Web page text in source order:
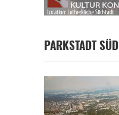
PARKSTADT SÜD